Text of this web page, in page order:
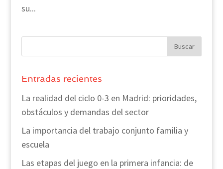
su...
Entradas recientes
La realidad del ciclo 0-3 en Madrid: prioridades,
obstáculos y demandas del sector
La importancia del trabajo conjunto familia y
escuela
Las etapas del juego en la primera infancia: de